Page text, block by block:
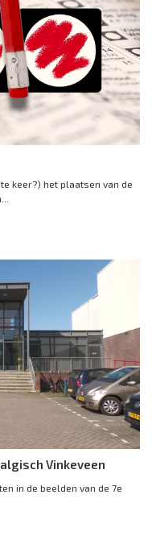
keer?) het plaatsen van de
Vinkeveen
in de beelden van de 7e